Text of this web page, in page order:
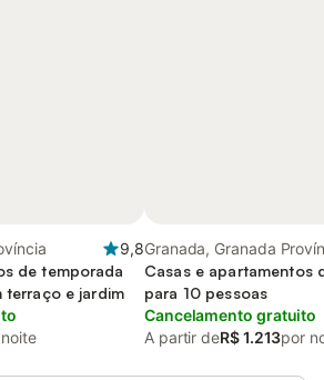
9,8
de temporada
terraço e jardim
Granada, Granada
Casas e apartamentos
para 10 pessoas
Cancelamento gratuito
A partir deR$ 1.213por